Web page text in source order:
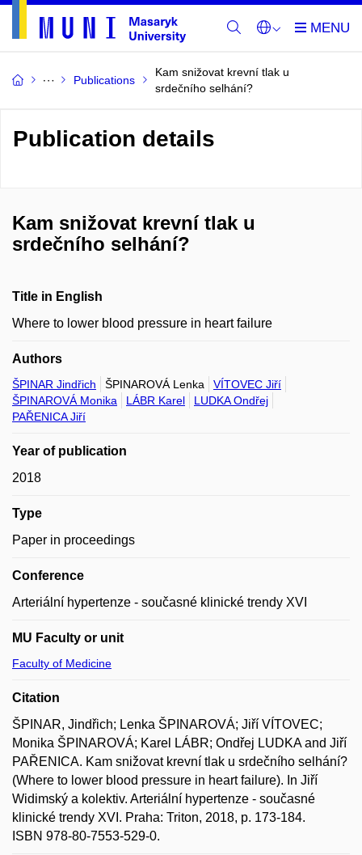
Publications
Kam snižovat krevní tlak u
srdečního selhání?
Publication details
Kam snižovat krevní tlak u
srdečního selhání?
Title in English
Where to lower blood pressure in heart failure
Authors
ŠPINAR Jindřich ŠPINAROVÁ Lenka
VÍTOVEC Jiří
ŠPINAROVÁ Monika
LÁBR Karel
LUDKA Ondřej
PAŘENICA Jiří
Year of publication
2018
Type
Paper in proceedings
Conference
Arteriální hypertenze - současné klinické trendy XVI
MU Faculty or unit
Faculty of Medicine
Citation
ŠPINAR, Jindřich; Lenka ŠPINAROVÁ; Jiří VÍTOVEC;
Monika ŠPINAROVÁ; Karel LÁBR; Ondřej LUDKA and Jiří
PAŘENICA. Kam snižovat krevní tlak u srdečního selhání?
(Where to lower blood pressure in heart failure). In Jiří
Widimský a kolektiv. Arteriální hypertenze - současné
klinické trendy XVI. Praha: Triton, 2018, p. 173-184.
ISBN 978-80-7553-529-0.